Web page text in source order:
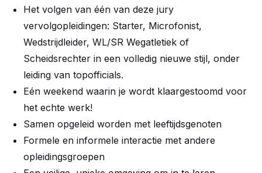
Het volgen van één van deze jury
vervolgopleidingen: Starter, Microfonist,
Wedstrijdleider, WL/SR Wegatletiek of
Scheidsrechter in een volledig nieuwe stijl, onder
leiding van topofficials.
Eén weekend waarin je wordt klaargestoomd voor
het echte werk!
Samen opgeleid worden met leeftijdsgenoten
Formele en informele interactie met andere
opleidingsgroepen